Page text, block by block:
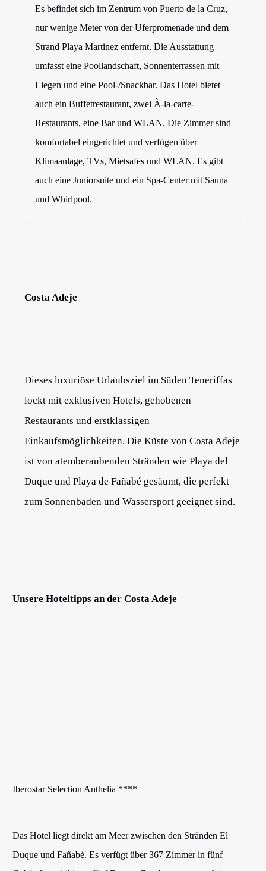
Es befindet sich im Zentrum von Puerto de la Cruz,
nur wenige Meter von der Uferpromenade und dem
Strand Playa Martinez entfernt. Die Ausstattung
umfasst eine Poollandschaft, Sonnenterrassen mit
Liegen und eine Pool-/Snackbar. Das Hotel bietet
auch ein Buffetrestaurant, zwei À-la-carte-
Restaurants, eine Bar und WLAN. Die Zimmer sind
komfortabel eingerichtet und verfügen über
Klimaanlage, TVs, Mietsafes und WLAN. Es gibt
auch eine Juniorsuite und ein Spa-Center mit Sauna
und Whirlpool.
Costa Adeje
Dieses luxuriöse Urlaubsziel im Süden Teneriffas
lockt mit exklusiven Hotels, gehobenen
Restaurants und erstklassigen
Einkaufsmöglichkeiten. Die Küste von Costa Adeje
ist von atemberaubenden Stränden wie Playa del
Duque und Playa de Fañabé gesäumt, die perfekt
zum Sonnenbaden und Wassersport geeignet sind.
Unsere Hoteltipps an der Costa Adeje
Iberostar Selection Anthelia ****
Das Hotel liegt direkt am Meer zwischen den Stränden El
Duque und Fañabé. Es verfügt über 367 Zimmer in fünf